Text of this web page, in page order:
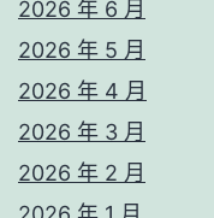
2026 年 6 月
2026 年 5 月
2026 年 4 月
2026 年 3 月
2026 年 2 月